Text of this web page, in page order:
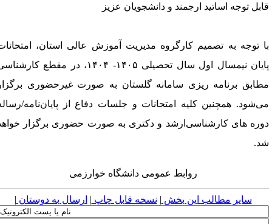
توجه اساتید ارجمند و دانشجویان عزیز
توجه به تصمیم کارگروه مدیریت آموزش عالی استان، امتحانات
پایان نیمسال اول سال تحصیلی ۱۴۰۵- ۱۴۰۴، در مقطع کارشناسی
برنامه ریزی سامانه گلستان به صورت غیرحضوری برگزار
همچنین کلیه امتحانات و جلسات دفاع از پایان‌نامه/رساله
های کارشناسی‌ارشد و دکتری به صورت حضوری برگزار خواهد
روابط عمومی دانشگاه خوارزمی
سایر مطالب این بخش | نسخه قابل چاپ| ارسال به دوستان|